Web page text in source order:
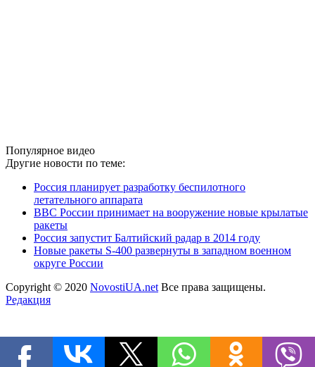
Популярное видео
Другие новости по теме:
Россия планирует разработку беспилотного
летательного аппарата
ВВС России принимает на вооружение новые крылатые
ракеты
Россия запустит Балтийский радар в 2014 году
Новые ракеты S-400 развернуты в западном военном
округе России
Copyright © 2020 NovostiUA.net Все права защищены.
Редакция